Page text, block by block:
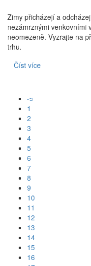
Zimy přicházejí a
nezámrznými venkovními
neomezeně. Vyzrajte na
trhu.
Číst více
◅
1
2
3
4
5
6
7
8
9
10
11
12
13
14
15
16